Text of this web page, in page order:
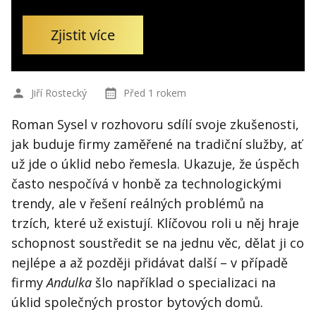
Zjistit více
Jiří Rostecký Před 1 rokem
Roman Sysel v rozhovoru sdílí svoje zkušenosti,
jak buduje firmy zaměřené na tradiční služby, ať
už jde o úklid nebo řemesla. Ukazuje, že úspěch
často nespočívá v honbě za technologickými
trendy, ale v řešení reálných problémů na
trzích, které už existují. Klíčovou roli u něj hraje
schopnost soustředit se na jednu věc, dělat ji co
nejlépe a až později přidávat další – v případě
firmyAndulka šlo například o specializaci na
úklid společných prostor bytových domů.